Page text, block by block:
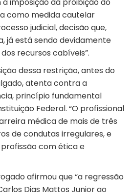
imposição da proibição do
como medida cautelar
judicial, decisão que,
já está sendo devidamente
recursos cabíveis”.
dessa restrição, antes do
atenta contra a
princípio fundamental
Federal. “O profissional
médica de mais de três
de condutas irregulares, e
com ética e
afirmou que “a regressão
Dias Mattos Junior ao